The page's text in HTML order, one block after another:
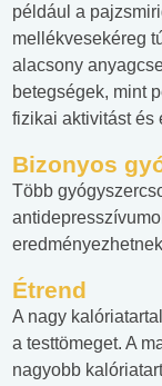
például a
mellékvesekéreg
alacsony
betegségek, mint
fizikai aktivitást és
Bizonyos
Több
Étrend
A nagy
a testtömeget. A
nagyobb